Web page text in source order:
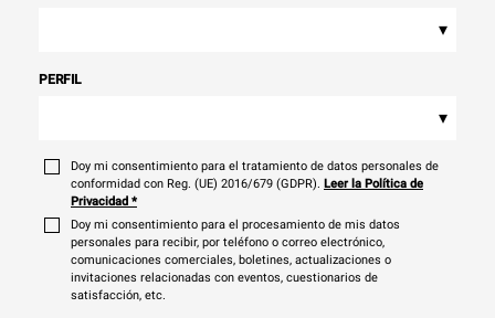
▾
PERFIL
▾
Doy mi consentimiento para el tratamiento de datos personales de
conformidad con Reg. (UE) 2016/679 (GDPR). Leer la Política de
Privacidad *
Doy mi consentimiento para el procesamiento de mis datos
personales para recibir, por teléfono o correo electrónico,
comunicaciones comerciales, boletines, actualizaciones o
invitaciones relacionadas con eventos, cuestionarios de
satisfacción, etc.